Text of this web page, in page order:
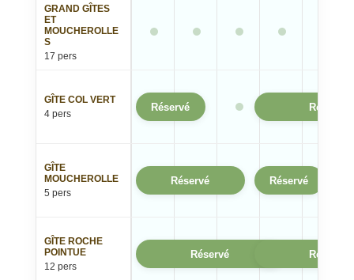
GRAND GÎTES
ET
MOUCHEROLLE
S
17 pers
GÎTE COL VERT
4 pers
Réservé Réservé
GÎTE
MOUCHEROLLE
5 pers
Réservé Réservé
GÎTE ROCHE
POINTUE
12 pers
Réservé Réservé